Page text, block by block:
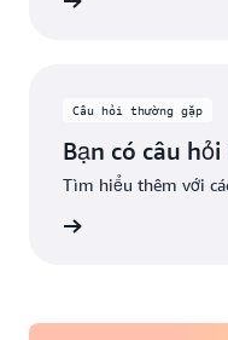
Câu hỏi thường gặp
Bạn có câu hỏi
Tìm hiểu thêm với